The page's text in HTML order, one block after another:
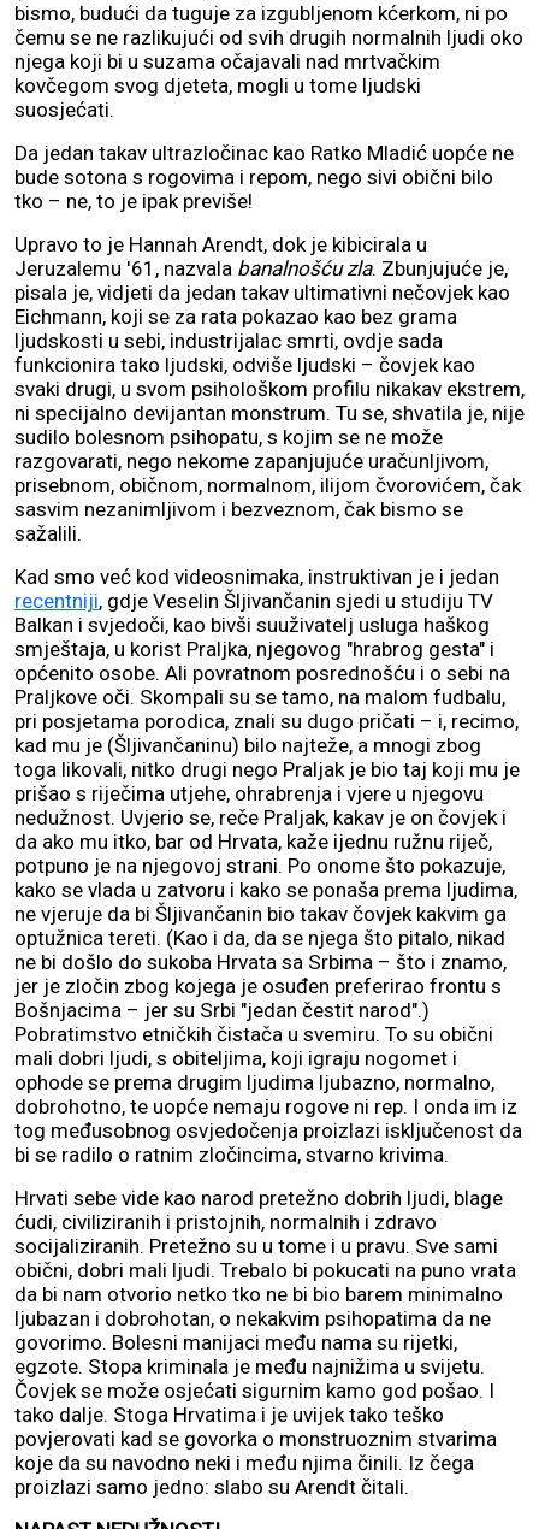
bismo, budući da tuguje za izgubljenom kćerkom, ni po
čemu se ne razlikujući od svih drugih normalnih ljudi oko
njega koji bi u suzama očajavali nad mrtvačkim
kovčegom svog djeteta, mogli u tome ljudski
suosjećati.
Da jedan takav ultrazločinac kao Ratko Mladić uopće ne
bude sotona s rogovima i repom, nego sivi obični bilo
tko – ne, to je ipak previše!
Upravo to je Hannah Arendt, dok je kibicirala u
Jeruzalemu '61, nazvala banalnošću zla. Zbunjujuće je,
pisala je, vidjeti da jedan takav ultimativni nečovjek kao
Eichmann, koji se za rata pokazao kao bez grama
ljudskosti u sebi, industrijalac smrti, ovdje sada
funkcionira tako ljudski, odviše ljudski – čovjek kao
svaki drugi, u svom psihološkom profilu nikakav ekstrem,
ni specijalno devijantan monstrum. Tu se, shvatila je, nije
sudilo bolesnom psihopatu, s kojim se ne može
razgovarati, nego nekome zapanjujuće uračunljivom,
prisebnom, običnom, normalnom, ilijom čvorovićem, čak
sasvim nezanimljivom i bezveznom, čak bismo se
sažalili.
Kad smo već kod videosnimaka, instruktivan je i jedan
recentniji, gdje Veselin Šljivančanin sjedi u studiju TV
Balkan i svjedoči, kao bivši suuživatelj usluga haškog
smještaja, u korist Praljka, njegovog "hrabrog gesta" i
općenito osobe. Ali povratnom posrednošću i o sebi na
Praljkove oči. Skompali su se tamo, na malom fudbalu,
pri posjetama porodica, znali su dugo pričati – i, recimo,
kad mu je (Šljivančaninu) bilo najteže, a mnogi zbog
toga likovali, nitko drugi nego Praljak je bio taj koji mu je
prišao s riječima utjehe, ohrabrenja i vjere u njegovu
nedužnost. Uvjerio se, reče Praljak, kakav je on čovjek i
da ako mu itko, bar od Hrvata, kaže ijednu ružnu riječ,
potpuno je na njegovoj strani. Po onome što pokazuje,
kako se vlada u zatvoru i kako se ponaša prema ljudima,
ne vjeruje da bi Šljivančanin bio takav čovjek kakvim ga
optužnica tereti. (Kao i da, da se njega što pitalo, nikad
ne bi došlo do sukoba Hrvata sa Srbima – što i znamo,
jer je zločin zbog kojega je osuđen preferirao frontu s
Bošnjacima – jer su Srbi "jedan čestit narod".)
Pobratimstvo etničkih čistača u svemiru. To su obični
mali dobri ljudi, s obiteljima, koji igraju nogomet i
ophode se prema drugim ljudima ljubazno, normalno,
dobrohotno, te uopće nemaju rogove ni rep. I onda im iz
tog međusobnog osvjedočenja proizlazi isključenost da
bi se radilo o ratnim zločincima, stvarno krivima.
Hrvati sebe vide kao narod pretežno dobrih ljudi, blage
ćudi, civiliziranih i pristojnih, normalnih i zdravo
socijaliziranih. Pretežno su u tome i u pravu. Sve sami
obični, dobri mali ljudi. Trebalo bi pokucati na puno vrata
da bi nam otvorio netko tko ne bi bio barem minimalno
ljubazan i dobrohotan, o nekakvim psihopatima da ne
govorimo. Bolesni manijaci među nama su rijetki,
egzote. Stopa kriminala je među najnižima u svijetu.
Čovjek se može osjećati sigurnim kamo god pošao. I
tako dalje. Stoga Hrvatima i je uvijek tako teško
povjerovati kad se govorka o monstruoznim stvarima
koje da su navodno neki i među njima činili. Iz čega
proizlazi samo jedno: slabo su Arendt čitali.